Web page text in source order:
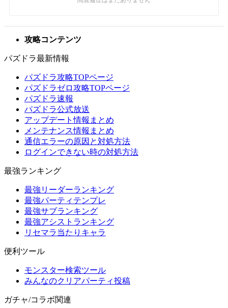
攻略コンテンツ
パズドラ最新情報
パズドラ攻略TOPページ
パズドラゼロ攻略TOPページ
パズドラ速報
パズドラ公式放送
アップデート情報まとめ
メンテナンス情報まとめ
通信エラーの原因と対処方法
ログインできない時の対処方法
最強ランキング
最強リーダーランキング
最強パーティテンプレ
最強サブランキング
最強アシストランキング
リセマラ当たりキャラ
便利ツール
モンスター検索ツール
みんなのクリアパーティ投稿
ガチャ/コラボ関連